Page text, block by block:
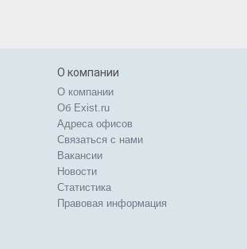
О компании
О компании
Об Exist.ru
Адреса офисов
Связаться с нами
Вакансии
Новости
Статистика
Правовая информация